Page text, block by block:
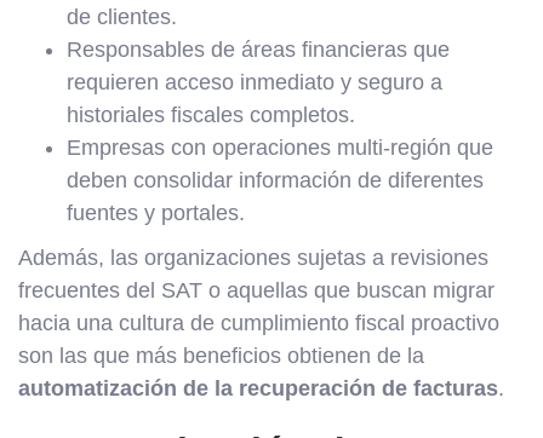
de clientes.
Responsables de áreas financieras que
requieren acceso inmediato y seguro a
historiales fiscales completos.
Empresas con operaciones multi-región que
deben consolidar información de diferentes
fuentes y portales.
Además, las organizaciones sujetas a revisiones
frecuentes del SAT o aquellas que buscan migrar
hacia una cultura de cumplimiento fiscal proactivo
son las que más beneficios obtienen de la
automatización de la recuperación de facturas.